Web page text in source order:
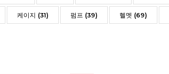
케이지 (31) 펌프 (39) 헬멧 (69)